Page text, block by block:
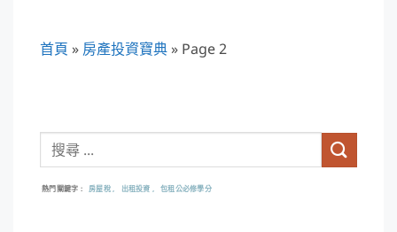
首頁 » 房產投資寶典 » Page 2
熱門關鍵字 房屋稅 出租投資 包租公必修學分